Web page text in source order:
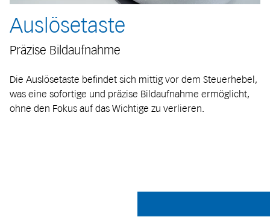
Auslösetaste
Präzise Bildaufnahme
Die Auslösetaste befindet sich mittig vor dem Steuerhebel,
was eine sofortige und präzise Bildaufnahme ermöglicht,
ohne den Fokus auf das Wichtige zu verlieren.